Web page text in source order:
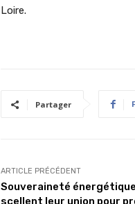
Loire.
Partager
ARTICLE PRÉCÉDENT
Souveraineté
scellent leur union pour